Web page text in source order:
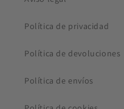
Política de privacidad
Política de devoluciones
Política de envíos